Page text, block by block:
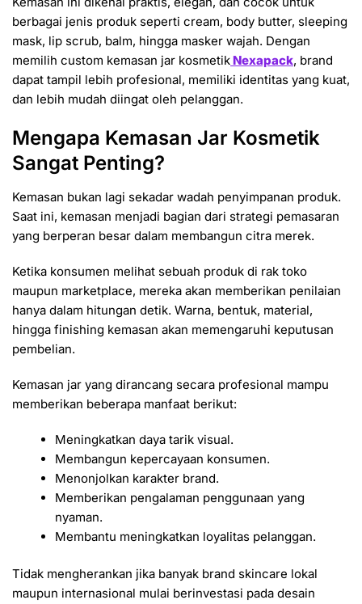
berbagai jenis produk seperti cream, body butter, sleeping
mask, lip scrub, balm, hingga masker wajah. Dengan
memilih custom kemasan jar kosmetikNexapack, brand
dapat tampil lebih profesional, memiliki identitas yang kuat,
dan lebih mudah diingat oleh pelanggan.
Mengapa Kemasan Jar Kosmetik
Sangat Penting?
Kemasan bukan lagi sekadar wadah penyimpanan produk.
Saat ini, kemasan menjadi bagian dari strategi pemasaran
yang berperan besar dalam membangun citra merek.
Ketika konsumen melihat sebuah produk di rak toko
maupun marketplace, mereka akan memberikan penilaian
hanya dalam hitungan detik. Warna, bentuk, material,
hingga finishing kemasan akan memengaruhi keputusan
pembelian.
Kemasan jar yang dirancang secara profesional mampu
memberikan beberapa manfaat berikut:
Meningkatkan daya tarik visual.
Membangun kepercayaan konsumen.
Menonjolkan karakter brand.
Memberikan pengalaman penggunaan yang
nyaman.
Membantu meningkatkan loyalitas pelanggan.
Tidak mengherankan jika banyak brand skincare lokal
maupun internasional mulai berinvestasi pada desain